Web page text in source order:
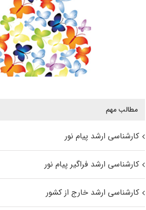
مطالب مهم
کارشناسی ارشد پیام نور
کارشناسی ارشد فراگیر پیام نور
کارشناسی ارشد خارج از کشور